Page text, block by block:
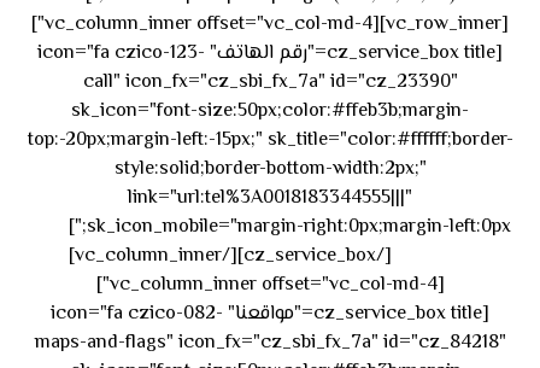
[vc_row_inner][vc_column_inner offset="vc_col-md-4"]
[cz_service_box title="رقم الهاتف" icon="fa czico-123-
call" icon_fx="cz_sbi_fx_7a" id="cz_23390"
sk_icon="font-size:50px;color:#ffeb3b;margin-
top:-20px;margin-left:-15px;" sk_title="color:#ffffff;border-
style:solid;border-bottom-width:2px;"
link="url:tel%3A0018183344555|||"
sk_icon_mobile="margin-right:0px;margin-left:0px;"]
[/cz_service_box][/vc_column_inner]
[vc_column_inner offset="vc_col-md-4"]
[cz_service_box title="مواقعنا" icon="fa czico-082-
maps-and-flags" icon_fx="cz_sbi_fx_7a" id="cz_84218"